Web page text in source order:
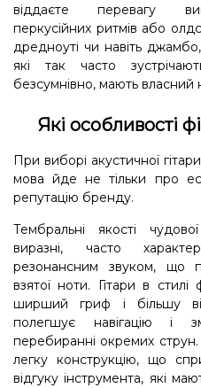
віддаєте перевагу
перкусійних ритмів або
дредноуті чи навіть
які так часто
безсумнівно, мають
Які особливості
При виборі акустичної
мова йде не тільки про
репутацію бренду.
Тембральні якості
виразні, часто
резонансним звуком, що
взятої ноти. Гітари в
ширший гриф і більшу
полегшує навігацію і
перебиранні окремих
легку конструкцію, що
відгуку інструмента, які